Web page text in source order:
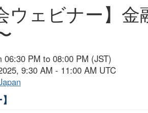
ウェビナー】
06:30 PM to 08:00 PM (JST)
9:30 AM - 11:00 AM UTC